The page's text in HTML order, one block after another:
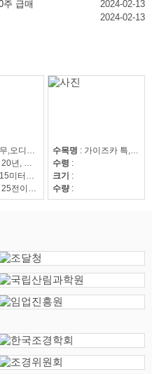
주 급매
2024-02-13
2024-02-13
디뽕나무
뽕나무7년
터이상
하220수, 뽕나무 42수
수목명 : 가이즈카 특,회화15~30,조형해송,중국단풍 특 20점,해송8~20,느티나무20~50,회화15~30
수령 :
크기
:
수량 :